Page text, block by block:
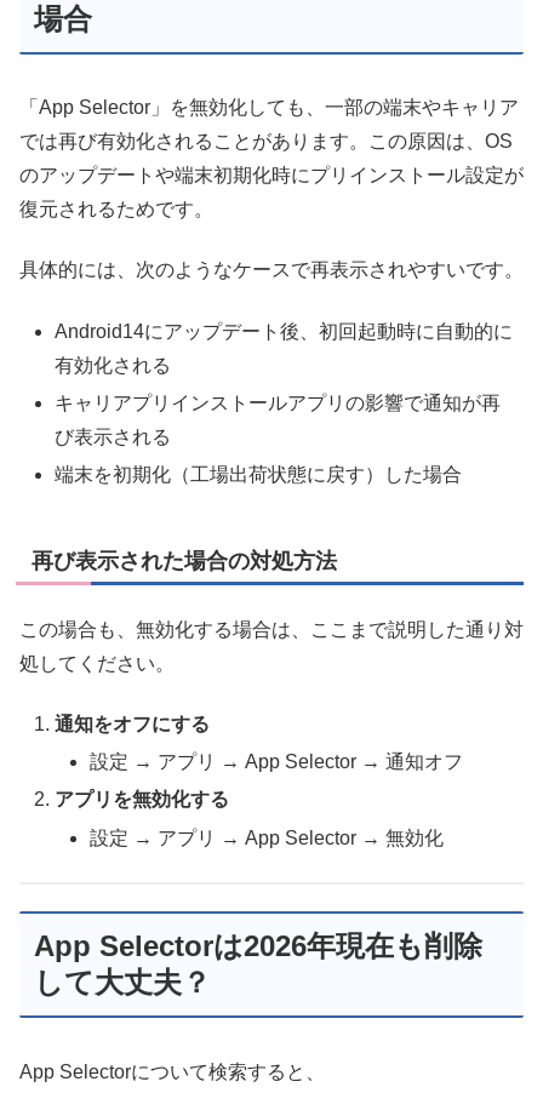
場合
「App Selector」を無効化しても、一部の端末やキャリア
では再び有効化されることがあります。この原因は、OS
のアップデートや端末初期化時にプリインストール設定が
復元されるためです。
具体的には、次のようなケースで再表示されやすいです。
Android14にアップデート後、初回起動時に自動的に
有効化される
キャリアプリインストールアプリの影響で通知が再
び表示される
端末を初期化（工場出荷状態に戻す）した場合
再び表示された場合の対処方法
この場合も、無効化する場合は、ここまで説明した通り対
処してください。
通知をオフにする
設定 → アプリ → App Selector → 通知オフ
アプリを無効化する
設定 → アプリ → App Selector → 無効化
App Selectorは2026年現在も削除
して大丈夫？
App Selectorについて検索すると、